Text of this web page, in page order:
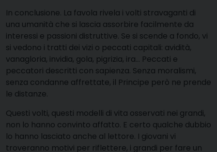
In conclusione. La favola rivela i volti stravaganti di
una umanità che si lascia assorbire facilmente da
interessi e passioni distruttive. Se si scende a fondo, vi
si vedono i tratti dei vizi o peccati capitali: avidità,
vanagloria, invidia, gola, pigrizia, ira… Peccati e
peccatori descritti con sapienza. Senza moralismi,
senza condanne affrettate, il Principe però ne prende
le distanze.
Questi volti, questi modelli di vita osservati nei grandi,
non lo hanno convinto affatto. E certo qualche dubbio
lo hanno lasciato anche al lettore. I giovani vi
troveranno motivi per riflettere, i grandi per fare un